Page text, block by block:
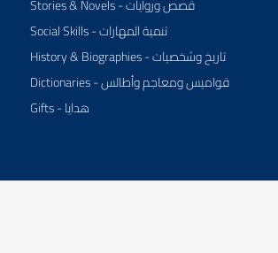
Stories & Novels - قصص وروايات
Social Skills - تنمية المهارات
History & Biographies - تاريخ وشخصيات
Dictionaries - قواميس ومعاجم وأطالس
Gifts - هدايا